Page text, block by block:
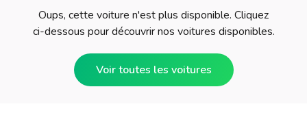
Oups, cette voiture n'est plus disponible. Cliquez
ci-dessous pour découvrir nos voitures disponibles.
Voir toutes les voitures